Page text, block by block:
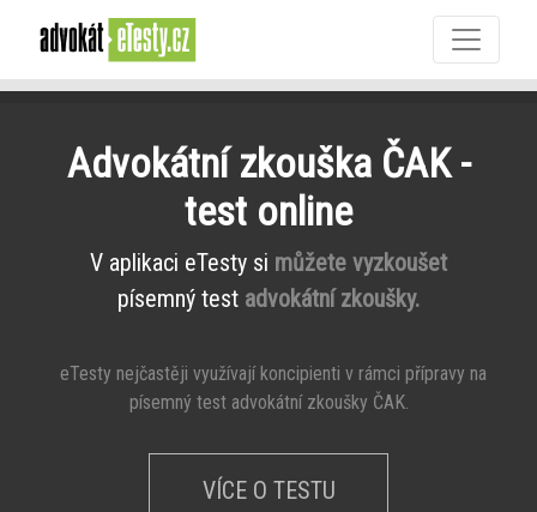
Advokátní zkouška ČAK -
test online
V aplikaci eTesty si můžete vyzkoušet
písemný test advokátní zkoušky.
eTesty nejčastěji využívají koncipienti v rámci přípravy na
písemný test advokátní zkoušky ČAK.
VÍCE O TESTU